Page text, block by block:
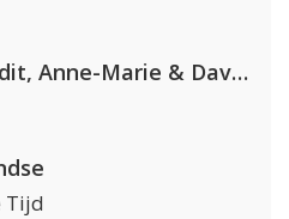
Clean Bandit, Anne-Marie & David Guetta
Tijd